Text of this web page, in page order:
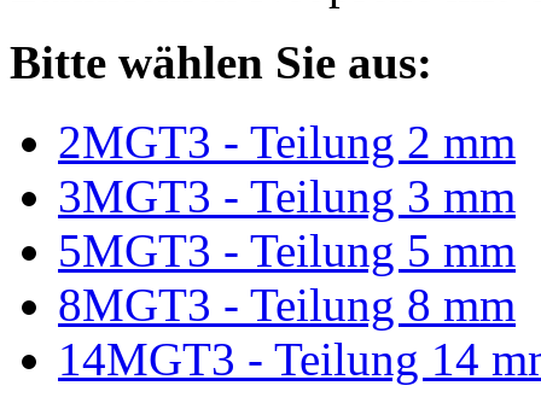
Bitte wählen Sie aus:
2MGT3 - Teilung 2 mm
3MGT3 - Teilung 3 mm
5MGT3 - Teilung 5 mm
8MGT3 - Teilung 8 mm
14MGT3 - Teilung 14